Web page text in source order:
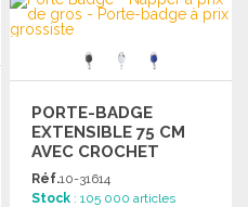
Demander un devis
PORTE-BADGE
EXTENSIBLE 75 CM
AVEC CROCHET
Réf.10-31614
Stock : 105 000 articles